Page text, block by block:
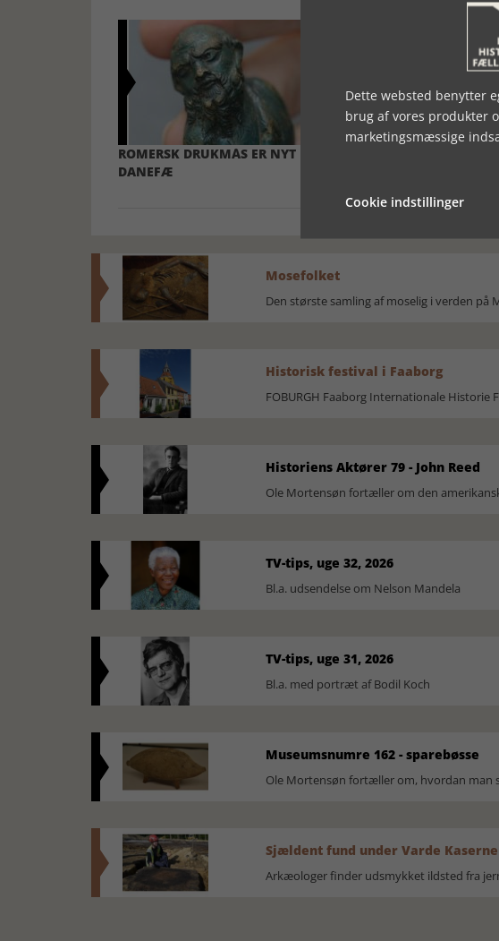
ROMERSK DRUKMÅS ER NYT
DANEFÆ
Mosefolket
Den største samling af moselig i verden på
Historisk festival i Faaborg
FOBURGH Faaborg Internationale Historie
Historiens Aktører 79 - John Reed
Ole Mortensøn fortæller om den
TV-tips, uge 32, 2026
Bl.a. udsendelse om Nelson Mandela
TV-tips, uge 31, 2026
Bl.a. med portræt af Bodil Koch
Museumsnumre 162 - sparebøsse
Ole Mortensøn fortæller om, hvordan man
Sjældent fund under Varde Kaserne
Arkæologer finder udsmykket ildsted fra
Dette websted benytter
brug af vores produkter
marketingsmæssige
Cookie indstillinger